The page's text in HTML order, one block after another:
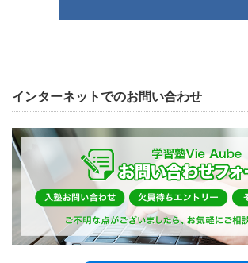
インターネットでのお問い合わせ